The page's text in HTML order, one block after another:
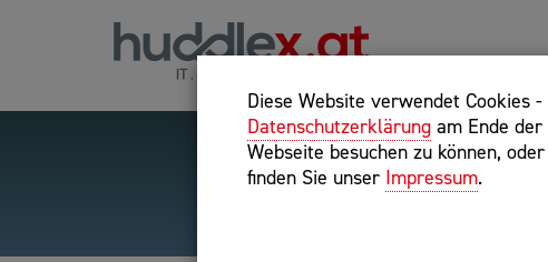
Diese Website verwendet Cookies
Datenschutzerklärung am Ende
Webseite besuchen zu können,
finden Sie unser Impressum.
Hilfreiche Suchparameter:
Exakter Suchbegriff: "internet